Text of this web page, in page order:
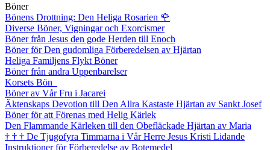
Böner
Bönens Drottning: Den Heliga Rosarien 🌹
Diverse Böner, Vigningar och Exorcismer
Böner från Jesus den gode Herden till Enoch
Böner för Den gudomliga Förberedelsen av Hjärtan
Heliga Familjens Flykt Böner
Böner från andra Uppenbarelser
Korsets Bön
Böner av Vår Fru i Jacarei
Äktenskaps Devotion till Den Allra Kastaste Hjärtan av Sankt Josef
Böner för att Förenas med Helig Kärlek
Den Flammande Kärleken till den Obefläckade Hjärtan av Maria
† † † De Tjugofyra Timmarna i Vår Herre Jesus Kristi Lidande
Instruktioner för Förberedelse av Botemedel